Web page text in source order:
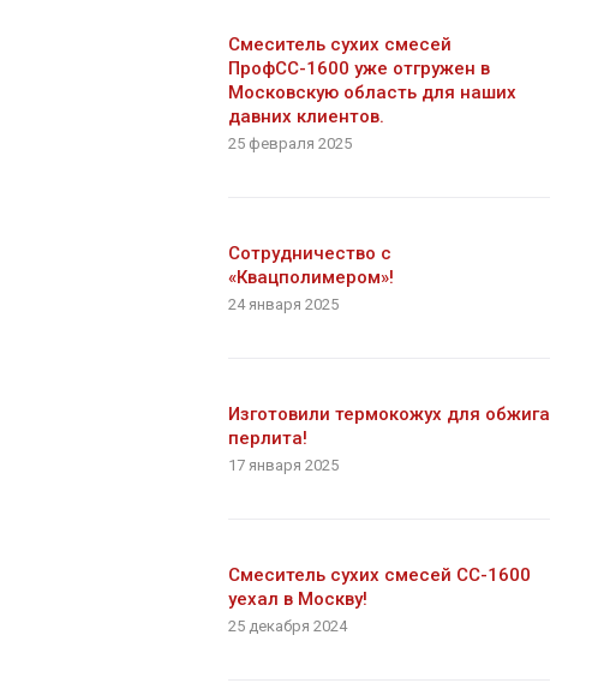
Смеситель сухих смесей
ПрофСС-1600 уже отгружен в
Московскую область для наших
давних клиентов.
25 февраля 2025
Сотрудничество с
«Квацполимером»!
24 января 2025
Изготовили термокожух для обжига
перлита!
17 января 2025
Смеситель сухих смесей СС-1600
уехал в Москву!
25 декабря 2024